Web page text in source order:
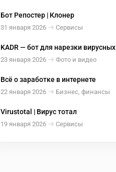
Бот Репостер | Клонер
31 января 2026 Сервисы
KADR — бот для нарезки вирусных
клипов
23 января 2026 Фото и видео
Всё о заработке в интернете
22 января 2026 Бизнес, финансы
Virustotal | Вирус тотал
19 января 2026 Сервисы